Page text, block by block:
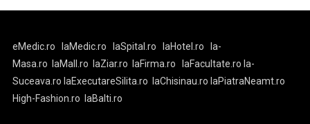
eMedic.ro laMedic.ro laSpital.ro laHotel.ro
la-
Masa.ro
laMall.ro laZiar.ro laFirma.ro laFacultate.ro la-
Suceava.ro laExecutareSilita.ro laChisinau.ro laPiatraNeamt.ro
High-Fashion.ro
laBalti.ro